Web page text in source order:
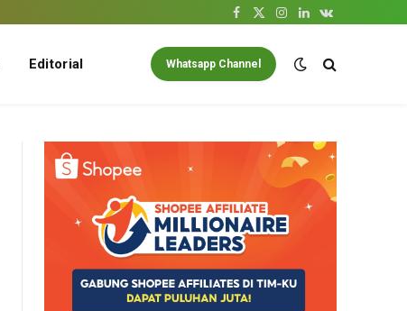
Facebook
X
Instagram
LinkedInVKontakte
Editorial Whatsapp Channel